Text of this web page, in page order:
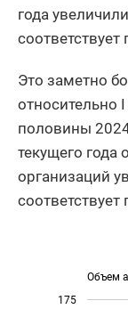
года
Это заметно
относительно
половины
текущего года
организаций
Объем
175